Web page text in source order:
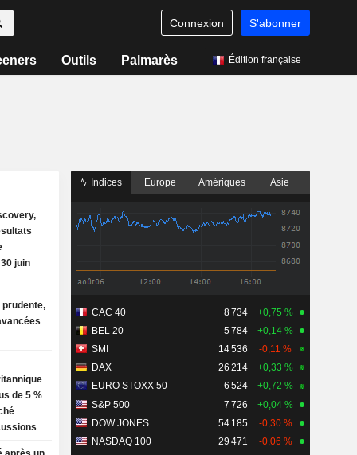
Connexion S'abonner
Outils Palmarès Édition française
juin
de 5 %
Indices Europe Amériques Asie
CAC 40 8 734
+0,75 %
BEL 20
5 784
+0,14 %
SMI
14 536
-0,11 %
DAX
26 214
+0,33 %
EURO STOXX 50
6 524
+0,72 %
S&P 500
7 726
+0,04 %
DOW JONES
54 185
-0,30 %
NASDAQ 100
29 471
-0,06 %